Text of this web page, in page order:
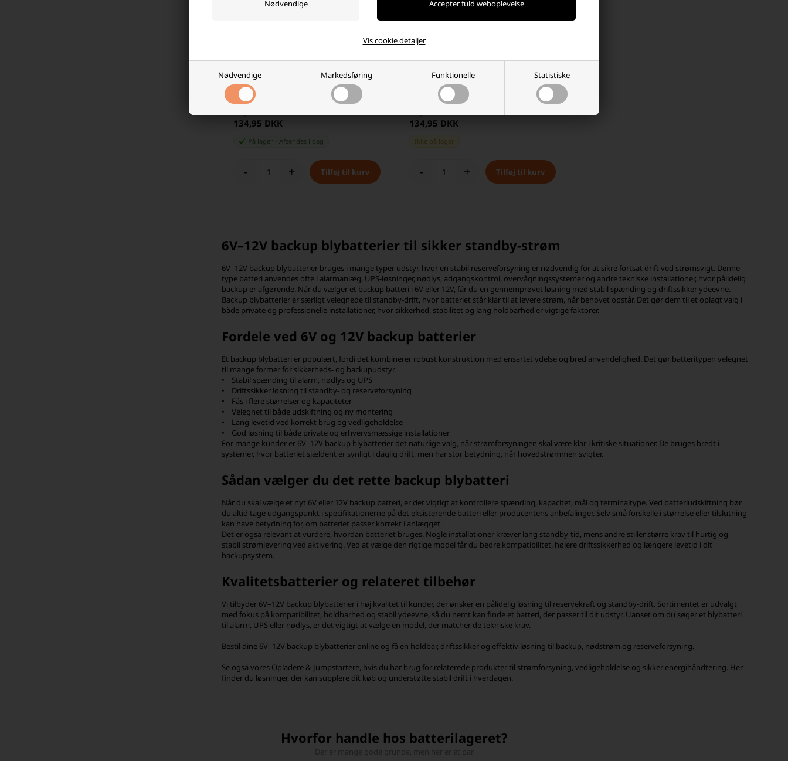
Nødvendige Markedsføring Funktionelle Statistiske
Vis cookie detaljer
Vision CP632 Blybatteri 6V 3,2Ah
134,95 DKK
På lager Afsendes i dag
- +
Vision CP1208 Blybatteri 12V 0,8Ah med
134,95 DKK
Ikke på lager
- +
6V–12V backup blybatterier til sikker standby-strøm
6V–12V backup blybatterier bruges i mange typer udstyr, hvor en stabil reserveforsyning er nødvendig for at sikre fortsat drift ved strømsvigt. Denne
type batteri anvendes ofte i alarmanlæg, UPS-løsninger, nødlys, adgangskontrol, overvågningssystemer og andre tekniske installationer, hvor pålidelig
backup er afgørende. Når du vælger et backup batteri i 6V eller 12V, får du en gennemprøvet løsning med stabil spænding og driftssikker ydeevne.
Backup blybatterier er særligt velegnede til standby-drift, hvor batteriet står klar til at levere strøm, når behovet opstår. Det gør dem til et oplagt valg i
både private og professionelle installationer, hvor sikkerhed, stabilitet og lang holdbarhed er vigtige faktorer.
Fordele ved 6V og 12V backup batterier
Et backup blybatteri er populært, fordi det kombinerer robust konstruktion med ensartet ydelse og bred anvendelighed. Det gør batteritypen velegnet
til mange former for sikkerheds- og backupudstyr.
• Stabil spænding til alarm, nødlys og UPS
• Driftssikker løsning til standby- og reserveforsyning
• Fås i flere størrelser og kapaciteter
• Velegnet til både udskiftning og ny montering
• Lang levetid ved korrekt brug og vedligeholdelse
• God løsning til både private og erhvervsmæssige installationer
For mange kunder er 6V–12V backup blybatterier det naturlige valg, når strømforsyningen skal være klar i kritiske situationer. De bruges bredt i
systemer, hvor batteriet sjældent er synligt i daglig drift, men har stor betydning, når hovedstrømmen svigter.
Sådan vælger du det rette backup blybatteri
Når du skal vælge et nyt 6V eller 12V backup batteri, er det vigtigt at kontrollere spænding, kapacitet, mål og terminaltype. Ved batteriudskiftning bør
du altid tage udgangspunkt i specifikationerne på det eksisterende batteri eller producentens anbefalinger. Selv små forskelle i størrelse eller tilslutning
kan have betydning for, om batteriet passer korrekt i anlægget.
Det er også relevant at vurdere, hvordan batteriet bruges. Nogle installationer kræver lang standby-tid, mens andre stiller større krav til hurtig og
stabil strømlevering ved aktivering. Ved at vælge den rigtige model får du bedre kompatibilitet, højere driftssikkerhed og længere levetid i dit
backupsystem.
Kvalitetsbatterier og relateret tilbehør
Vi tilbyder 6V–12V backup blybatterier i høj kvalitet til kunder, der ønsker en pålidelig løsning til reservekraft og standby-drift. Sortimentet er udvalgt
med fokus på kompatibilitet, holdbarhed og stabil ydeevne, så du nemt kan finde et batteri, der passer til dit udstyr. Uanset om du søger et blybatteri
til alarm, UPS eller nødlys, er det vigtigt at vælge en model, der matcher de tekniske krav.
Bestil dine 6V–12V backup blybatterier online og få en holdbar, driftssikker og effektiv løsning til backup, nødstrøm og reserveforsyning.
Se også vores Opladere & Jumpstartere, hvis du har brug for relaterede produkter til strømforsyning, vedligeholdelse og sikker energihåndtering. Her
finder du løsninger, der kan supplere dit køb og understøtte stabil drift i hverdagen.
Hvorfor handle hos batterilageret?